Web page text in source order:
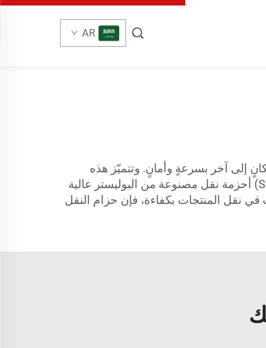
AR
إلى آخر بسرعةٍ وأمانٍ. وتتميّز هذه
الأحزمة بالمتانة الشديدة، ويمكنها حمل أوزانٍ ثقيلة، لذا فهي مناسبة لمجموعة واسعة من المهام. وتُنتج شركة «شوناي» (SHUNNAI) أحزمة نقل مصنوعة من البوليستر عالية
نقل المنتجات بكفاءة، فإن حزام النقل